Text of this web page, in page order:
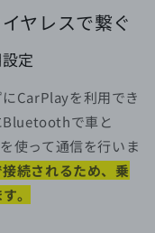
ヤレスで繋ぐ
定
CarPlayを利用でき
Bluetoothで車と
使って通信を行いま
続されるため、乗
。